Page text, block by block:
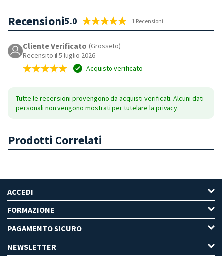
Recensioni5.0 1 Recensioni
Cliente Verificato (Grosseto)
Recensito il 5 luglio 2026
Acquisto verificato
Tutte le recensioni provengono da acquisti verificati. Alcuni dati
personali non vengono mostrati per tutelare la privacy.
Prodotti Correlati
ACCEDI
FORMAZIONE
PAGAMENTO SICURO
NEWSLETTER